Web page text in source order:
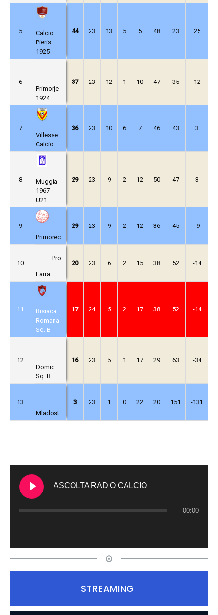
5
Calcio
Pieris
1925
44 23 13 5 5 48 23 25
6
Primorje
1924
37 23 12 1 10 47 35 12
7
Villesse
Calcio
36 23 10 6 7 46 43 3
8
Muggia
1967
U21
29 23 9 2 12 50 47 3
9
Primorec
29 23 9 2 12 36 45 -9
10
Pro
Farra
20 23 6 2 15 38 52 -14
11
Bisiaca
Romana
Sq. B
17 24 5 2 17 38 52 -14
12
Domio
Sq. B
16 23 5 1 17 29 63 -34
13
Mladost
3 23 1 0 22 20 151 -131
ASCOLTA RADIO CALCIO
00:00
STREAMING